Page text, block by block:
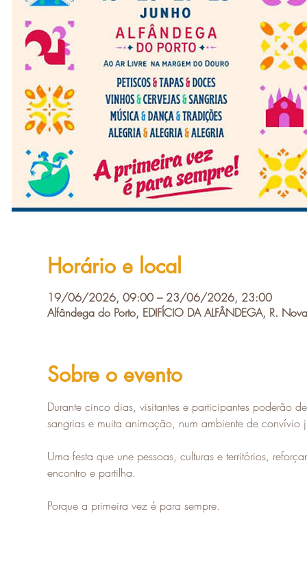
Horário e local
19/06/2026, 09:00 – 23/06/2026, 23:00
Alfândega do Porto, EDIFÍCIO DA ALFÂNDEGA, R.
Sobre o evento
Durante cinco dias, visitantes e participantes poderão
sangrias e muita animação, num ambiente de convívio
Uma festa que une pessoas, culturas e territórios,
encontro e partilha.
Porque a primeira vez é para sempre.